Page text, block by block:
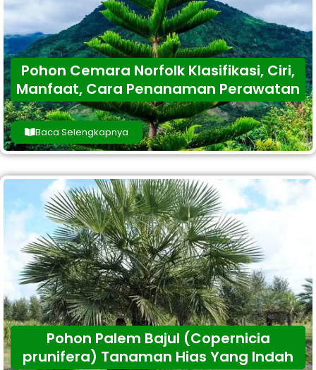
Pohon Cemara Norfolk Klasifikasi, Ciri,
Manfaat, Cara Penanaman Perawatan
Baca Selengkapnya
Pohon Palem Bajul (Copernicia
prunifera) Tanaman Hias Yang Indah